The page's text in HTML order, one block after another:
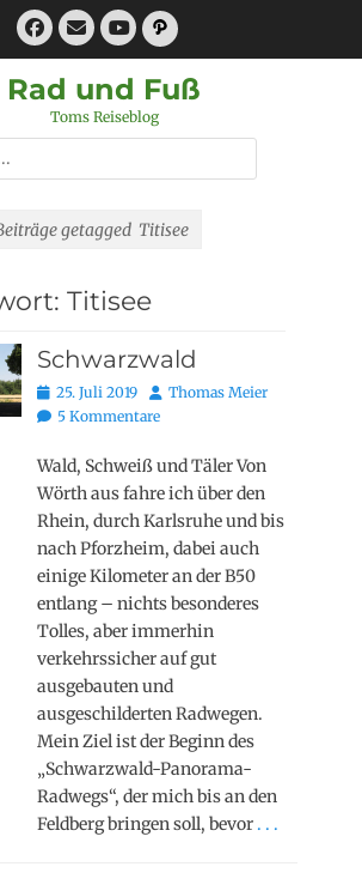
Facebook
E-
MailYouTube
Pfad
Rad und Fuß
Toms Reiseblog
getagged Titisee
Titisee
Schwarzwald
Posted
on
25. Juli 2019 AutorThomas Meier
5 Kommentare
Wald, Schweiß und Täler Von
Wörth aus fahre ich über den
Rhein, durch Karlsruhe und bis
nach Pforzheim, dabei auch
einige Kilometer an der B50
entlang – nichts besonderes
Tolles, aber immerhin
verkehrssicher auf gut
ausgebauten und
ausgeschilderten Radwegen.
Mein Ziel ist der Beginn des
„Schwarzwald-Panorama-
Radwegs“, der mich bis an den
Feldberg bringen soll, bevor . . .